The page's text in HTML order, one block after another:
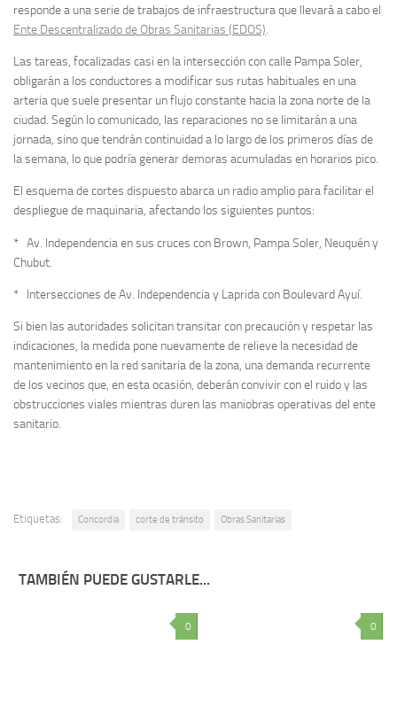
responde a una serie de trabajos de infraestructura que llevará a cabo el
Ente Descentralizado de Obras Sanitarias (EDOS).
Las tareas, focalizadas casi en la intersección con calle Pampa Soler,
obligarán a los conductores a modificar sus rutas habituales en una
arteria que suele presentar un flujo constante hacia la zona norte de la
ciudad. Según lo comunicado, las reparaciones no se limitarán a una
jornada, sino que tendrán continuidad a lo largo de los primeros días de
la semana, lo que podría generar demoras acumuladas en horarios pico.
El esquema de cortes dispuesto abarca un radio amplio para facilitar el
despliegue de maquinaria, afectando los siguientes puntos:
* Av. Independencia en sus cruces con Brown, Pampa Soler, Neuquén y
Chubut.
* Intersecciones de Av. Independencia y Laprida con Boulevard Ayuí.
Si bien las autoridades solicitan transitar con precaución y respetar las
indicaciones, la medida pone nuevamente de relieve la necesidad de
mantenimiento en la red sanitaria de la zona, una demanda recurrente
de los vecinos que, en esta ocasión, deberán convivir con el ruido y las
obstrucciones viales mientras duren las maniobras operativas del ente
sanitario.
Etiquetas: Concordia corte de tránsito Obras Sanitarias
TAMBIÉN PUEDE GUSTARLE...
0 0